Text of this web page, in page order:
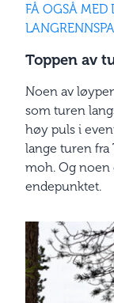
FÅ OGSÅ MED
Toppen av
Noen av
som turen
høy puls i
lange turen fra
moh. Og noen
endepunktet.